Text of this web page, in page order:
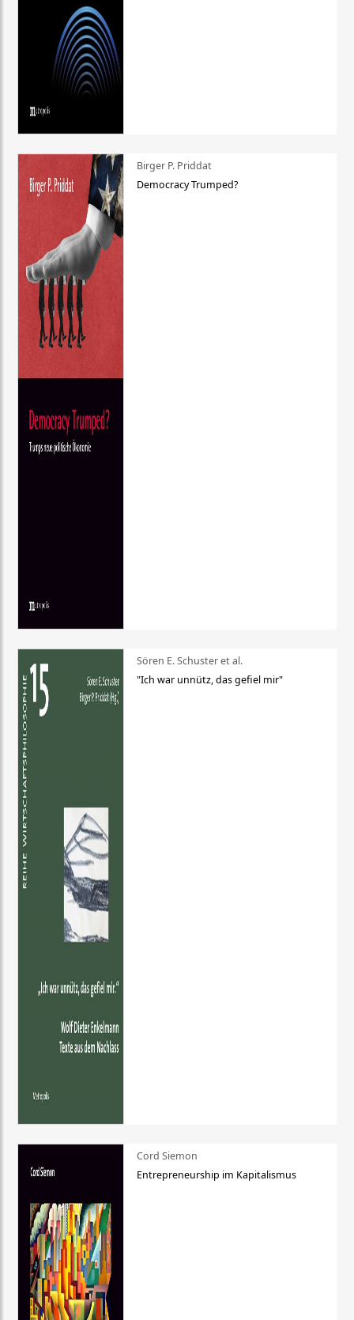
Birger P. Priddat
Democracy Trumped?
Sören E. Schuster et al.
"Ich war unnütz, das gefiel mir"
Cord Siemon
Entrepreneurship im Kapitalismus